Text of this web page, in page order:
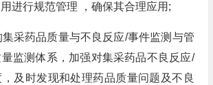
进行规范管理 ，确保其合理应用;
集采药品质量与不良反应/事件监测与管
监测体系，加强对集采药品不良反应/
及时发现和处理药品质量问题及不良